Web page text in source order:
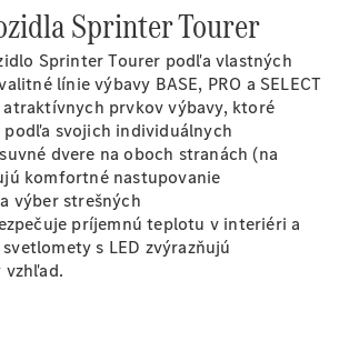
Sprinter Tourer
Sprinter Tourer podľa vlastných
línie výbavy BASE, PRO a SELECT
prvkov výbavy, ktoré
svojich individuálnych
dvere na oboch stranách (na
komfortné nastupovanie
výber strešných
príjemnú teplotu v interiéri a
svetlometys LED zvýrazňujú
vzhľad.